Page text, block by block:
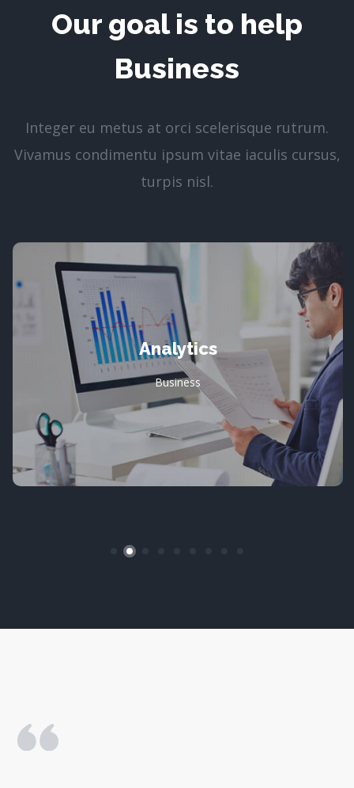
Our goal is to help
Business
Integer eu metus at orci scelerisque rutrum.
Vivamus condimentu ipsum vitae iaculis cursus,
turpis nisl.
Analytics
Business